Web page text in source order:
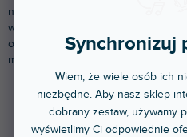
Synchronizuj
Wiem, że wiele osób ich
niezbędne. Aby nasz sklep
dobrany zestaw, używamy
wyświetlimy Ci odpowiednie
na sygnał elektryczny. Podczas
wychwytywania śpiewu wokalisty, a
odtwarzanie tego dźwięku razem z
muzycznym.
Produkty dopiero